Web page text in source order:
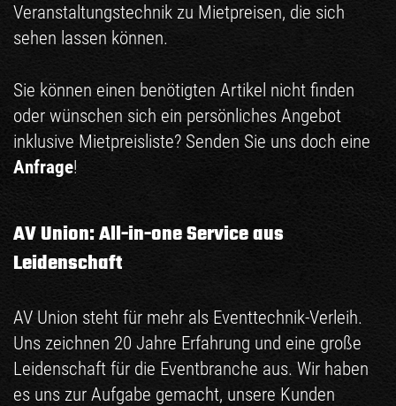
Veranstaltungstechnik zu Mietpreisen, die sich
sehen lassen können.
Sie können einen benötigten Artikel nicht finden
oder wünschen sich ein persönliches Angebot
inklusive Mietpreisliste? Senden Sie uns doch eine
Anfrage!
AV Union: All-in-one Service aus
Leidenschaft
AV Union steht für mehr als Eventtechnik-Verleih.
Uns zeichnen 20 Jahre Erfahrung und eine große
Leidenschaft für die Eventbranche aus. Wir haben
es uns zur Aufgabe gemacht, unsere Kunden